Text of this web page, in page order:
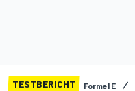
TESTBERICHT Formel E